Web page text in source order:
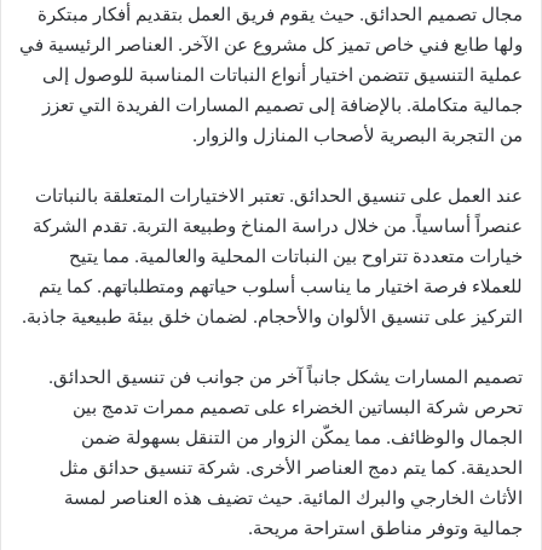
مجال تصميم الحدائق. حيث يقوم فريق العمل بتقديم أفكار مبتكرة
ولها طابع فني خاص تميز كل مشروع عن الآخر. العناصر الرئيسية في
عملية التنسيق تتضمن اختيار أنواع النباتات المناسبة للوصول إلى
جمالية متكاملة. بالإضافة إلى تصميم المسارات الفريدة التي تعزز
من التجربة البصرية لأصحاب المنازل والزوار.
عند العمل على تنسيق الحدائق. تعتبر الاختيارات المتعلقة بالنباتات
عنصراً أساسياً. من خلال دراسة المناخ وطبيعة التربة. تقدم الشركة
خيارات متعددة تتراوح بين النباتات المحلية والعالمية. مما يتيح
للعملاء فرصة اختيار ما يناسب أسلوب حياتهم ومتطلباتهم. كما يتم
التركيز على تنسيق الألوان والأحجام. لضمان خلق بيئة طبيعية جاذبة.
تصميم المسارات يشكل جانباً آخر من جوانب فن تنسيق الحدائق.
تحرص شركة البساتين الخضراء على تصميم ممرات تدمج بين
الجمال والوظائف. مما يمكّن الزوار من التنقل بسهولة ضمن
الحديقة. كما يتم دمج العناصر الأخرى. شركة تنسيق حدائق مثل
الأثاث الخارجي والبرك المائية. حيث تضيف هذه العناصر لمسة
جمالية وتوفر مناطق استراحة مريحة.